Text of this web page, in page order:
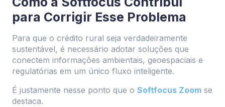
para Corrigir Esse Problema
Para que o crédito rural seja verdadeiramente
sustentável, é necessário adotar soluções que
conectem informações ambientais, geoespaciais e
regulatórias em um único fluxo inteligente.
É justamente nesse ponto que o Softfocus Zoom se
destaca.